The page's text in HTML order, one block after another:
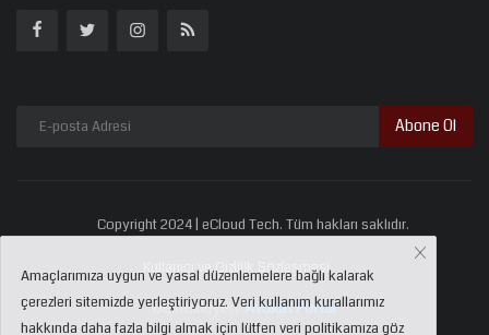
Abone Ol
Copyright 2024 | eCloud Tech. Tüm hakları saklıdır.
Kullanıcı ve Gizlilik Sözleşmesi
Destekleyen:Avukat Portal
Amaçlarımıza uygun ve yasal düzenlemelere bağlı kalarak
çerezleri sitemizde yerleştiriyoruz. Veri kullanım kurallarımız
hakkında daha fazla bilgi almak için lütfen veri politikamıza göz